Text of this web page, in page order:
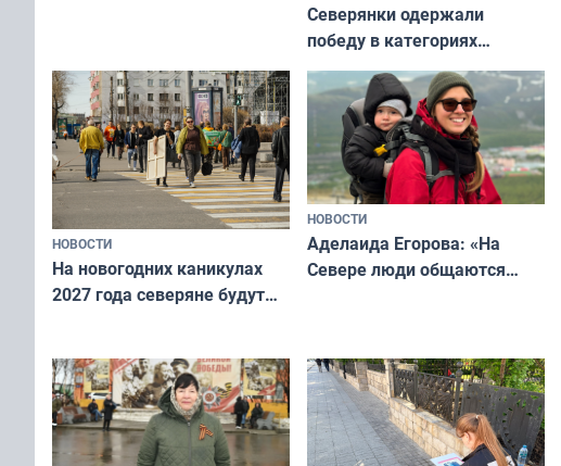
Северянки одержали
победу в категориях
всероссийского конкурса
«Мисс и Миссис Великая
Русь»
НОВОСТИ
На новогодних каникулах
2027 года северяне будут
НОВОСТИ
Аделаида Егорова: «На
Севере люди общаются